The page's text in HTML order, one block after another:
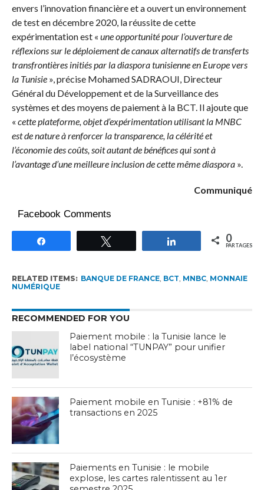
envers l’innovation financière et a ouvert un environnement
de test en décembre 2020, la réussite de cette
expérimentation est « une opportunité pour l’ouverture de
réflexions sur le déploiement de canaux alternatifs de transferts
transfrontières initiés par la diaspora tunisienne en Europe vers
la Tunisie», précise Mohamed SADRAOUI, Directeur
Général du Développement et de la Surveillance des
systèmes et des moyens de paiement à la BCT. Il ajoute que
« cette plateforme, objet d’expérimentation utilisant la MNBC
est de nature à renforcer la transparence, la célérité et
l’économie des coûts, soit autant de bénéfices qui sont à
l’avantage d’une meilleure inclusion de cette même diaspora».
Communiqué
Facebook Comments
Partagez 0
PARTAGES
RELATED ITEMS: BANQUE DE FRANCE, BCT MNBC, MONNAIE
NUMÉRIQUE
RECOMMENDED FOR YOU
Paiement mobile : la Tunisie lance le
label national “TUNPAY” pour unifier
l’écosystème
Paiement mobile en Tunisie : +81% de
transactions en 2025
Paiements en Tunisie : le mobile
explose, les cartes ralentissent au 1er